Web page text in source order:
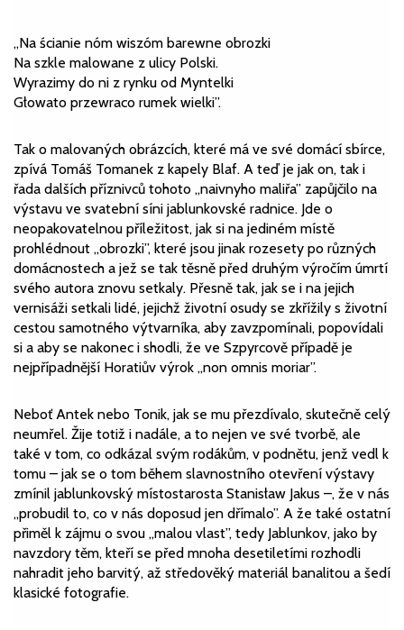
„Na ścianie nóm wiszóm barewne obrozki
Na szkle malowane z ulicy Polski.
Wyrazimy do ni z rynku od Myntelki
Głowato przewraco rumek wielki”.
Tak o malovaných obrázcích, které má ve své domácí sbírce,
zpívá Tomáš Tomanek z kapely Blaf. A teď je jak on, tak i
řada dalších příznivců tohoto „naivnyho maliřa” zapůjčilo na
výstavu ve svatební síni jablunkovské radnice. Jde o
neopakovatelnou příležitost, jak si na jediném místě
prohlédnout „obrozki”, které jsou jinak rozesety po různých
domácnostech a jež se tak těsně před druhým výročím úmrtí
svého autora znovu setkaly. Přesně tak, jak se i na jejich
vernisáži setkali lidé, jejichž životní osudy se zkřížily s životní
cestou samotného výtvarníka, aby zavzpomínali, popovídali
si a aby se nakonec i shodli, že ve Szpyrcově případě je
nejpřípadnější Horatiův výrok „non omnis moriar”.
Neboť Antek nebo Tonik, jak se mu přezdívalo, skutečně celý
neumřel. Žije totiž i nadále, a to nejen ve své tvorbě, ale
také v tom, co odkázal svým rodákům, v podnětu, jenž vedl k
tomu – jak se o tom během slavnostního otevření výstavy
zmínil jablunkovský místostarosta Stanisław Jakus –, že v nás
„probudil to, co v nás doposud jen dřímalo”. A že také ostatní
přiměl k zájmu o svou „malou vlast”, tedy Jablunkov, jako by
navzdory těm, kteří se před mnoha desetiletími rozhodli
nahradit jeho barvitý, až středověký materiál banalitou a šedí
klasické fotografie.